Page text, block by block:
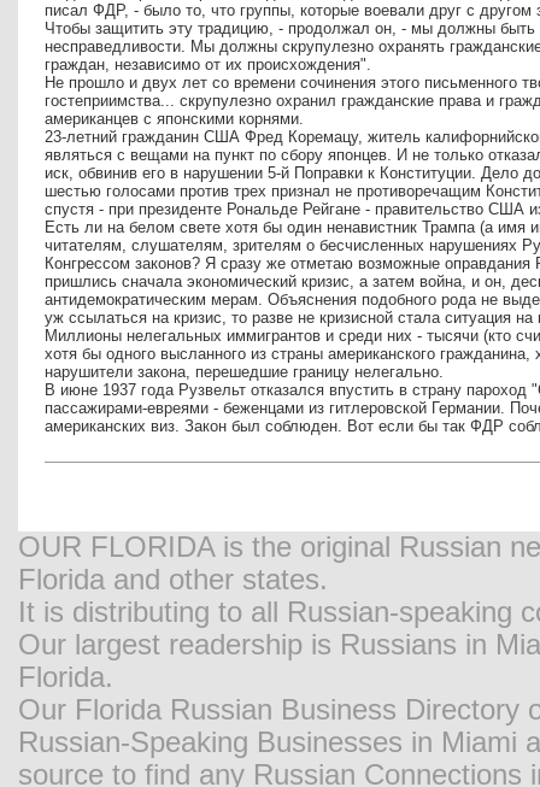
писал ФДР, - было то, что группы, которые воевали друг с другом
Чтобы защитить эту традицию, - продолжал он, - мы должны быть
несправедливости. Мы должны скрупулезно охранять
граждан, независимо от их происхождения".
Не прошло и двух лет со времени сочинения этого письменного
гостеприимства... скрупулезно охранил гражданские права и
американцев с японскими корнями.
23-летний гражданин США Фред Коремацу, житель
являться с вещами на пункт по сбору японцев. И не только
иск, обвинив его в нарушении 5-й Поправки к Конституции. Дело
шестью голосами против трех признал не противоречащим
спустя - при президенте Рональде Рейгане - правительство США
Есть ли на белом свете хотя бы один ненавистник Трампа (а имя
читателям, слушателям, зрителям о бесчисленных нарушениях
Конгрессом законов? Я сразу же отметаю возможные оправдания
пришлись сначала экономический кризис, а затем война, и он,
антидемократическим мерам. Объяснения подобного рода не
уж ссылаться на кризис, то разве не кризисной стала ситуация
Миллионы нелегальных иммигрантов и среди них - тысячи (кто
хотя бы одного высланного из страны американского
нарушители закона, перешедшие границу нелегально.
В июне 1937 года Рузвельт отказался впустить в страну
пассажирами-евреями - беженцами из гитлеровской Германии.
американских виз. Закон был соблюден. Вот если бы так ФДР
OUR FLORIDA is the original Russian
Florida and other states.
It is distributing to all Russian-speaking
Our largest readership is Russians in
Florida.
Our Florida Russian Business Directory
Russian-Speaking Businesses in Miami
source to find any Russian